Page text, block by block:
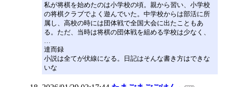
私が将棋を始めたのは小学校の頃。親から習い、小学校
の将棋クラブでよく遊んでいた。中学校からは部活に所
属し、高校の時には団体戦で全国大会に出たこともあ
る。ただ、当時は将棋の団体戦を組める学校は少なく、
達而録
小説は全てが伏線になる。日記はそんな書き方はできな
いな